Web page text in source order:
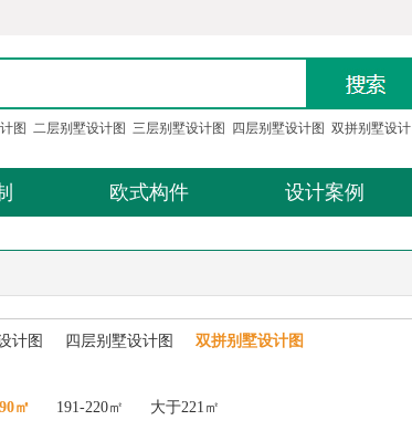
图 二层别墅设计图 三层别墅设计图 四层别墅设计图 双拼别墅设计
欧式构件 设计案例
计图 四层别墅设计图
双拼别墅设计图
㎡ 191-220㎡
大于221㎡